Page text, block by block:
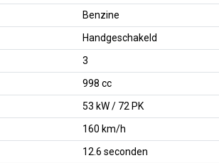
Benzine
Handgeschakeld
3
998 cc
53 kW / 72 PK
160 km/h
12.6 seconden